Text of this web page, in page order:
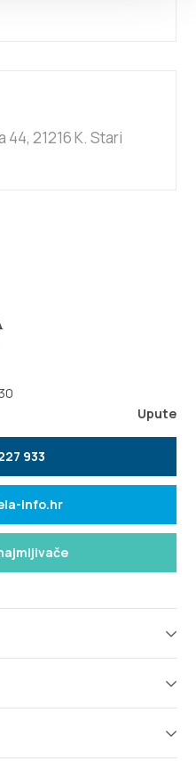
44, 21216 K. Stari
Upute
933
info.hr